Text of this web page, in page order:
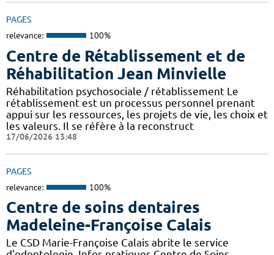
PAGES
relevance: 100%
Centre de Rétablissement et de
Réhabilitation Jean Minvielle
Réhabilitation psychosociale / rétablissement Le
rétablissement est un processus personnel prenant
appui sur les ressources, les projets de vie, les choix et
les valeurs. Il se réfère à la reconstruct
17/06/2026 13:48
PAGES
relevance: 100%
Centre de soins dentaires
Madeleine-Françoise Calais
Le CSD Marie-Françoise Calais abrite le service